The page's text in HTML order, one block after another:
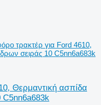
τρακτέρ για Ford 4610,
σειράς 10 C5nn6a683k
Θερμαντική ασπίδα
C5nn6a683k